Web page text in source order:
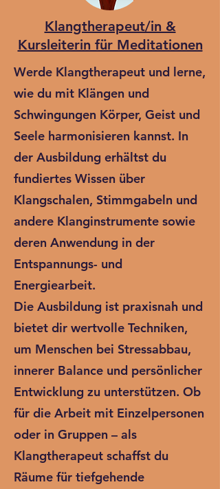
Klangtherapeut/in &
Kursleiterin für Meditationen
Werde Klangtherapeut und lerne,
wie du mit Klängen und
Schwingungen Körper, Geist und
Seele harmonisieren kannst. In
der Ausbildung erhältst du
fundiertes Wissen über
Klangschalen, Stimmgabeln und
andere Klanginstrumente sowie
deren Anwendung in der
Entspannungs- und
Energiearbeit.
Die Ausbildung ist praxisnah und
bietet dir wertvolle Techniken,
um Menschen bei Stressabbau,
innerer Balance und persönlicher
Entwicklung zu unterstützen. Ob
für die Arbeit mit Einzelpersonen
oder in Gruppen – als
Klangtherapeut schaffst du
Räume für tiefgehende